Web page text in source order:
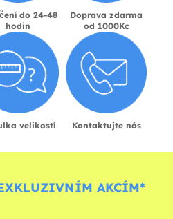
do 24-48
hodin
Doprava zdarma
od 1000Kc
velikostí Kontaktujte nás
AKCÍM*